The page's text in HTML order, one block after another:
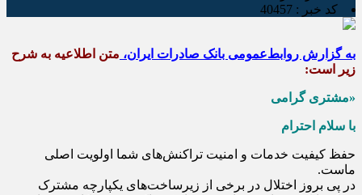
کد خبر : 40457
به گزارش روابط‌عمومی بانک صادرات ایران، متن اطلاعیه به شرح
زیر است:
«مشتری گرامی
با سلام احترام
حفظ کیفیت خدمات و امنیت تراکنش‌های شما اولویت اصلی
ماست.
در پی بروز اختلال در برخی از زیرساخت‌های یکپارچه مشترک